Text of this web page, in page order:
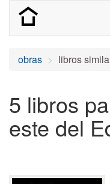
obras libros
5 libros
este del